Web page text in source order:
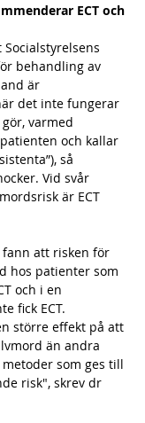
ECT och
behandling av
är
det inte fungerar
varmed
och kallar
så
Vid svår
är ECT
att risken för
hos patienter som
och i en
fick ECT.
större effekt på att
än andra
som ges till
risk", skrev dr